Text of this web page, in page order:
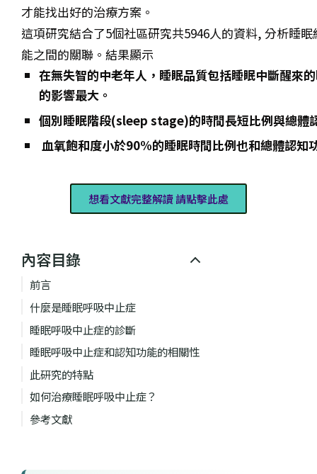
才能找出好的治療方案。
這項研究結合了5個社區研究共5946人的資料, 分析睡
能之間的關聯。結果顯示
在無失智的中老年人，睡眠品質包括睡眠中斷醒來
的影響最大。
個別睡眠階段(sleep stage)的時間長短比例與總體
血氧飽和度小於90%的睡眠時間比例也和總體認知
想看文獻完整解讀 請點擊此處
內容目錄
前言
什麼是睡眠呼吸中止症
睡眠呼吸中止症的診斷
睡眠呼吸中止症和認知功能的相關性
此研究的特點
如何治療睡眠呼吸中止症？
參考文獻